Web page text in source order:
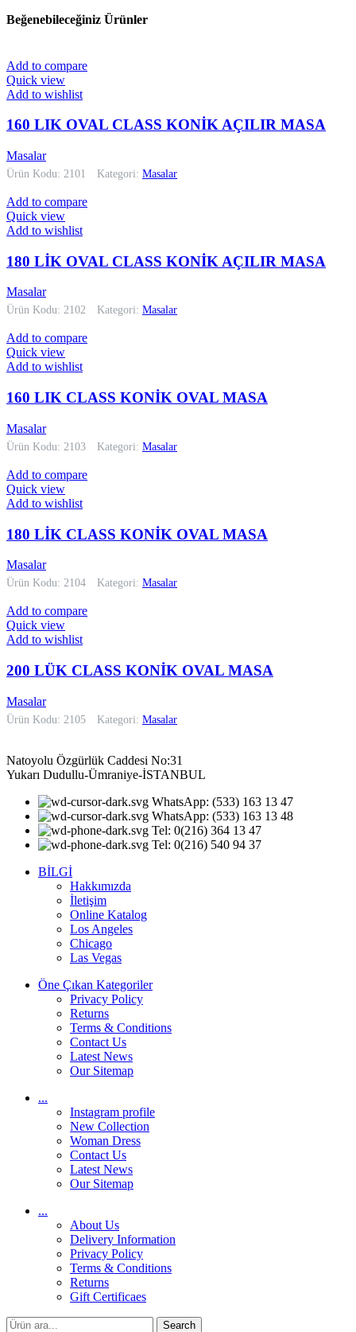
Beğenebileceğiniz Ürünler
Add to compare
Quick view
Add to wishlist
160 LIK OVAL CLASS KONİK AÇILIR MASA
Masalar
Ürün Kodu: 2101 Kategori: Masalar
Add to compare
Quick view
Add to wishlist
180 LİK OVAL CLASS KONİK AÇILIR MASA
Masalar
Ürün Kodu: 2102 Kategori: Masalar
Add to compare
Quick view
Add to wishlist
160 LIK CLASS KONİK OVAL MASA
Masalar
Ürün Kodu: 2103 Kategori: Masalar
Add to compare
Quick view
Add to wishlist
180 LİK CLASS KONİK OVAL MASA
Masalar
Ürün Kodu: 2104 Kategori: Masalar
Add to compare
Quick view
Add to wishlist
200 LÜK CLASS KONİK OVAL MASA
Masalar
Ürün Kodu: 2105 Kategori: Masalar
Natoyolu Özgürlük Caddesi No:31
Yukarı Dudullu-Ümraniye-İSTANBUL
WhatsApp: (533) 163 13 47
WhatsApp: (533) 163 13 48
Tel: 0(216) 364 13 47
Tel: 0(216) 540 94 37
BİLGİ
Hakkımızda
İletişim
Online Katalog
Los Angeles
Chicago
Las Vegas
Öne Çıkan Kategoriler
Privacy Policy
Returns
Terms & Conditions
Contact Us
Latest News
Our Sitemap
...
Instagram profile
New Collection
Woman Dress
Contact Us
Latest News
Our Sitemap
...
About Us
Delivery Information
Privacy Policy
Terms & Conditions
Returns
Gift Certificaes
Search